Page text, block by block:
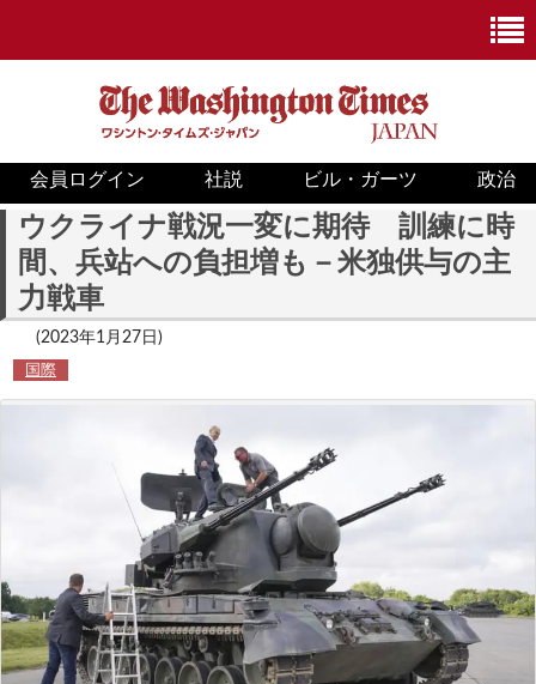
ニュース
政治
ホワイトハウス
国際
安全保障
ビジネス・経済
カルチャー
会員ログイン 社説 ビル・ガーツ 政治
ウクライナ戦況一変に期待 訓練に時
間、兵站への負担増も－米独供与の主
力戦車
(2023年1月27日)
国際